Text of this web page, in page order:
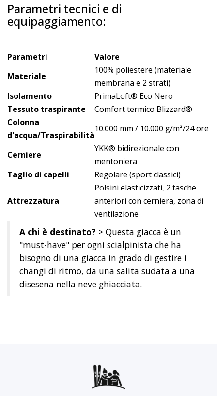
Parametri tecnici e di
equipaggiamento:
Parametri
Valore
Materiale
100% poliestere (materiale
membrana e 2 strati)
Isolamento
PrimaLoft® Eco Nero
Tessuto traspirante
Comfort termico Blizzard®
Colonna
d'acqua/Traspirabilità
10.000 mm / 10.000 g/m²/24 ore
Cerniere
YKK® bidirezionale con
mentoniera
Taglio di capelli
Regolare (sport classici)
Attrezzatura
Polsini elasticizzati, 2 tasche
anteriori con cerniera, zona di
ventilazione
A chi è destinato? > Questa giacca è un
"must-have" per ogni scialpinista che ha
bisogno di una giacca in grado di gestire i
changi di ritmo, da una salita sudata a una
disesena nella neve ghiacciata.